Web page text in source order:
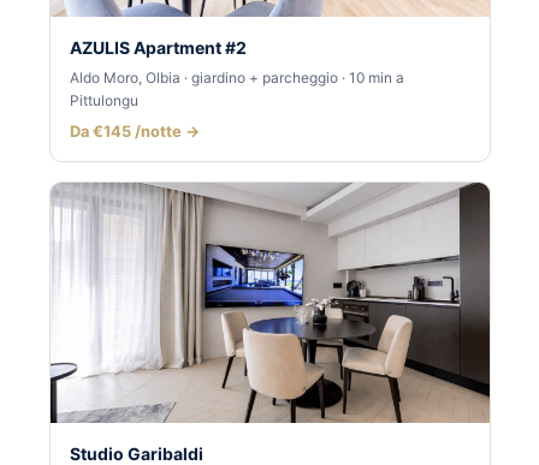
AZULIS Apartment #2
Aldo Moro, Olbia · giardino + parcheggio · 10 min a
Pittulongu
Da €145 /notte →
Studio Garibaldi